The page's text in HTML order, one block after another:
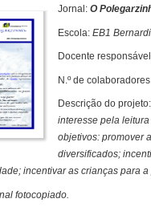
Jornal:O
Escola:EB1
Docente
N.º de
Descrição do
interesse pela
objetivos: promover
diversificados;
incentivar as crianças para a
fotocopiado.